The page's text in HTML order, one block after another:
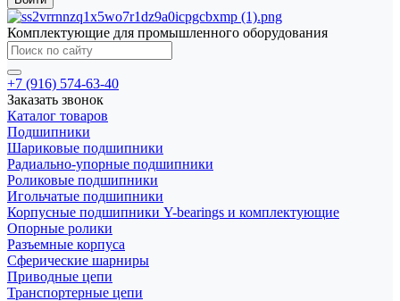
Комплектующие для промышленного оборудования
+7 (916) 574-63-40
Заказать звонок
Каталог товаров
Подшипники
Шариковые подшипники
Радиально-упорные подшипники
Роликовые подшипники
Игольчатые подшипники
Корпусные подшипники Y-bearings и комплектующие
Опорные ролики
Разъемные корпуса
Сферические шарниры
Приводные цепи
Транспортерные цепи